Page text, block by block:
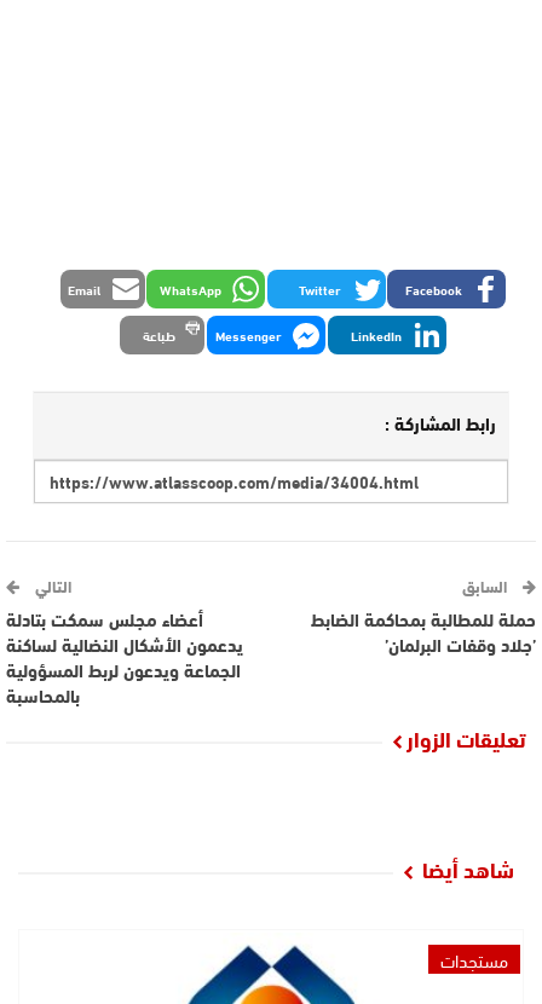
Facebook
Twitter
WhatsApp
Email
LinkedIn
Messenger طباعة
رابط المشاركة :
السابق
حملة للمطالبة بمحاكمة الضابط
’جلاد وقفات البرلمان’
التالي
أعضاء مجلس سمكت بتادلة
يدعمون الأشكال النضالية لساكنة
الجماعة ويدعون لربط المسؤولية
بالمحاسبة
تعليقات الزوار
شاهد أيضا
مستجدات